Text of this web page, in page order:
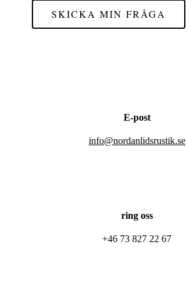
SKICKA MIN FRÅGA
E-post
info@nordanlidsrustik.se
ring oss
+46 73 827 22 67